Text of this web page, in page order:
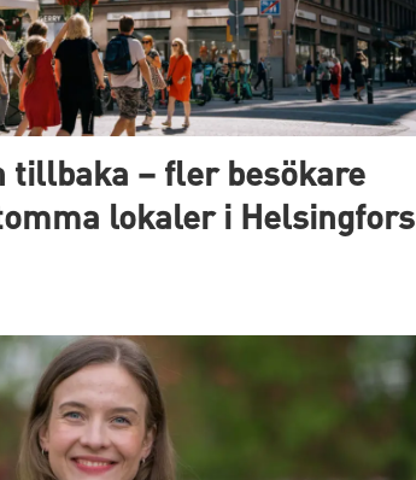
tillbaka – fler besökare
lokaler i Helsingfors